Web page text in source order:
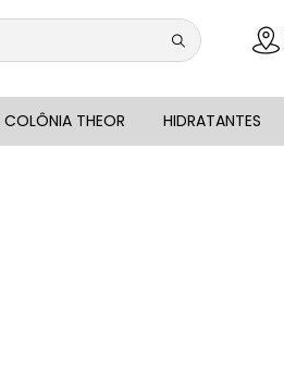
THEOR HIDRATANTES